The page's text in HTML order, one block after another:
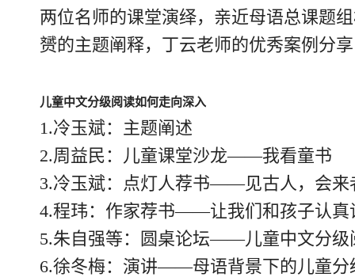
两位名师的课堂演绎，亲近母语总课题
赟的主题阐释，丁云老师的优秀案例分
儿童中文分级阅读如何走向深入
1.冷玉斌：主题阐述
2.周益民：儿童课堂沙龙——我看童书
3.冷玉斌：点灯人荐书——见古人，会来
4.程玮：作家荐书——让我们和孩子认真
5.朱自强等：圆桌论坛——儿童中文分级
6.徐冬梅：演讲——母语背景下的儿童分